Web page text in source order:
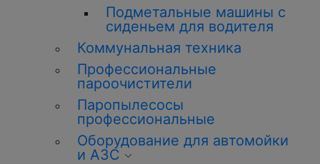
Подметальные машины с
сиденьем для водителя
Коммунальная техника
Профессиональные
пароочистители
Паропылесосы
профессиональные
Оборудование для автомойки
и АЗС